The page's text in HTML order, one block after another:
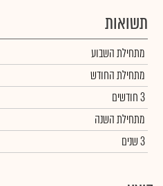
תשואות
מתחילת השבוע
מתחילת החודש
3 חודשים
מתחילת השנה
3 שנים